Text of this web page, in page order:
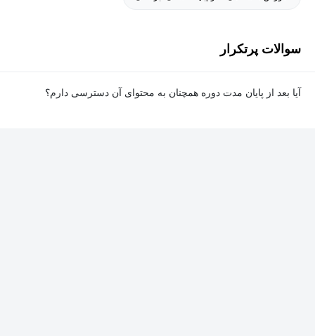
سوالات پرتکرار
آیا بعد از پایان مدت دوره همچنان به محتوای آن دسترسی دارم؟